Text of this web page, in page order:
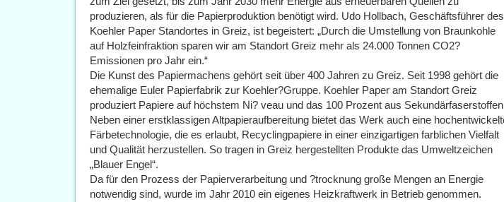
produzieren, als für die Papierproduktion benötigt wird. Udo Hollbach, Geschäftsführer des
Koehler Paper Standortes in Greiz, ist begeistert: „Durch die Umstellung von Braunkohle
auf Holzfeinfraktion sparen wir am Standort Greiz mehr als 24.000 Tonnen CO2?
Emissionen pro Jahr ein.“
Die Kunst des Papiermachens gehört seit über 400 Jahren zu Greiz. Seit 1998 gehört die
ehemalige Euler Papierfabrik zur Koehler?Gruppe. Koehler Paper am Standort Greiz
produziert Papiere auf höchstem Ni? veau und das 100 Prozent aus
Neben einer erstklassigen Altpapieraufbereitung bietet das Werk auch eine
Färbetechnologie, die es erlaubt, Recyclingpapiere in einer einzigartigen farblichen Vielfalt
und Qualität herzustellen. So tragen in Greiz hergestellten Produkte das Umweltzeichen
„Blauer Engel“.
Da für den Prozess der Papierverarbeitung und ?trocknung große Mengen an Energie
notwendig sind, wurde im Jahr 2010 ein eigenes Heizkraftwerk in Betrieb genommen.